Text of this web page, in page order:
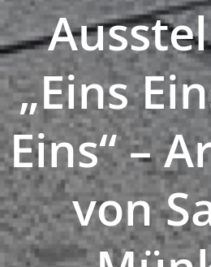
„Eins
Eins“ –
von